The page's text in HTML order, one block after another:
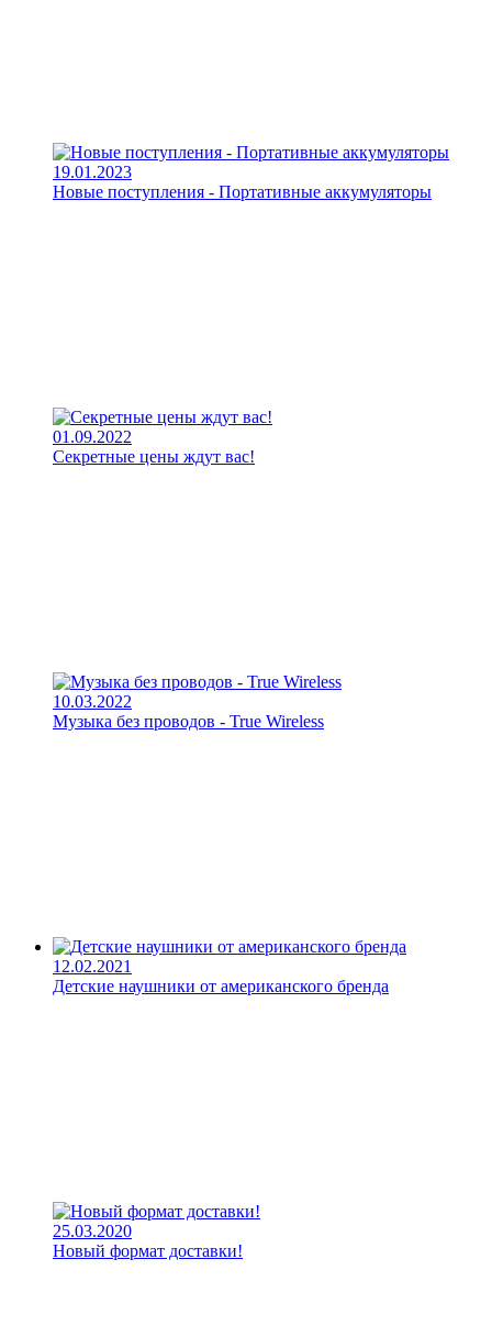
19.01.2023
Новые поступления - Портативные аккумуляторы
01.09.2022
Секретные цены ждут вас!
10.03.2022
Музыка без проводов - True Wireless
12.02.2021
Детские наушники от американского бренда
25.03.2020
Новый формат доставки!